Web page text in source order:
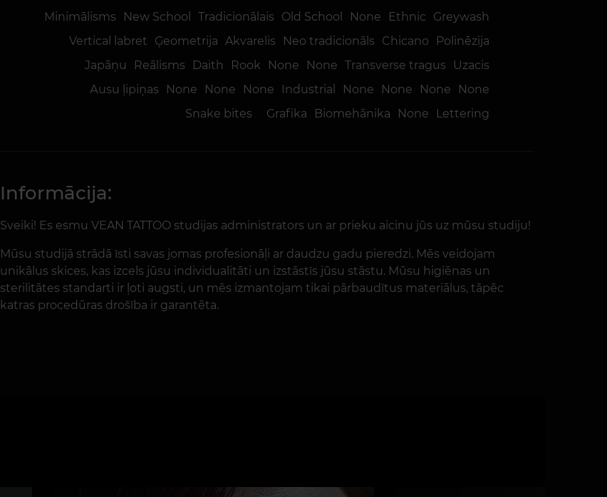
Minimālisms
New School Tradicionālais Old School None Ethnic
Greywash
Vertical labret
Ģeometrija Akvarelis Neo tradicionāls Chicano
Polinēzija
Japāņu
Reālisms Daith Rook None None Transverse tragus
Uzacis
Аusu ļipiņas
None None None Industrial None None None
None
Snake bites
Grafika Biomehānika None Lettering
Informācija:
Sveiki! Es esmu VEAN TATTOO studijas administrators un ar prieku aicinu jūs uz mūsu studiju!
Mūsu studijā strādā īsti savas jomas profesionāļi ar daudzu gadu pieredzi. Mēs veidojam
unikālus skices, kas izcels jūsu individualitāti un izstāstīs jūsu stāstu. Mūsu higiēnas un
sterilitātes standarti ir ļoti augsti, un mēs izmantojam tikai pārbaudītus materiālus, tāpēc
katras procedūras drošība ir garantēta.